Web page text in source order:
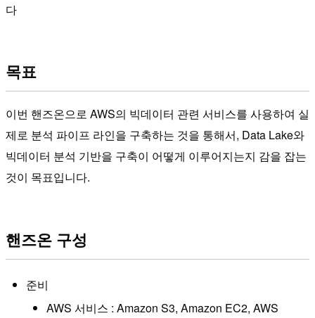
다
목표
이번 핸즈온으로 AWS의 빅데이터 관련 서비스를 사용하여 실
제로 분석 파이프 라인을 구축하는 것을 통해서, Data Lake와
빅데이터 분석 기반을 구축이 어떻게 이루어지는지 감을 잡는
것이 목표입니다.
핸즈온 구성
준비
AWS 서비스 : Amazon S3, Amazon EC2, AWS